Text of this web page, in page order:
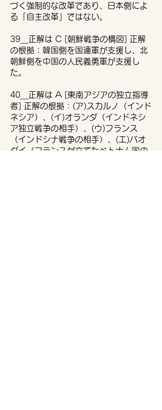
づく強制的な改革であり、日本側によ
る「自主改革」ではない。
39＿正解は C [朝鮮戦争の構図] 正解
の根拠：韓国側を国連軍が支援し、北
朝鮮側を中国の人民義勇軍が支援し
た。
40＿正解は A [東南アジアの独立指導
者] 正解の根拠：(ア)スカルノ（インド
ネシア）、(イ)オランダ（インドネシ
ア独立戦争の相手）、(ウ)フランス
（インドシナ戦争の相手）、(エ)バオ
ダイ（フランスが立てたベトナム国の